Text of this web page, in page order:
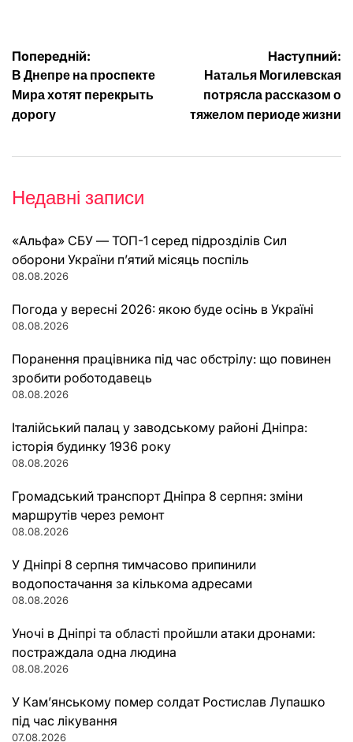
Навігація
записів
Попередній:
В Днепре на проспекте
Мира хотят перекрыть
дорогу
Наступний:
Наталья Могилевская
потрясла рассказом о
тяжелом периоде жизни
Недавні записи
«Альфа» СБУ — ТОП-1 серед підрозділів Сил
оборони України п’ятий місяць поспіль
08.08.2026
Погода у вересні 2026: якою буде осінь в Україні
08.08.2026
Поранення працівника під час обстрілу: що повинен
зробити роботодавець
08.08.2026
Італійський палац у заводському районі Дніпра:
історія будинку 1936 року
08.08.2026
Громадський транспорт Дніпра 8 серпня: зміни
маршрутів через ремонт
08.08.2026
У Дніпрі 8 серпня тимчасово припинили
водопостачання за кількома адресами
08.08.2026
Уночі в Дніпрі та області пройшли атаки дронами:
постраждала одна людина
08.08.2026
У Кам’янському помер солдат Ростислав Лупашко
під час лікування
07.08.2026